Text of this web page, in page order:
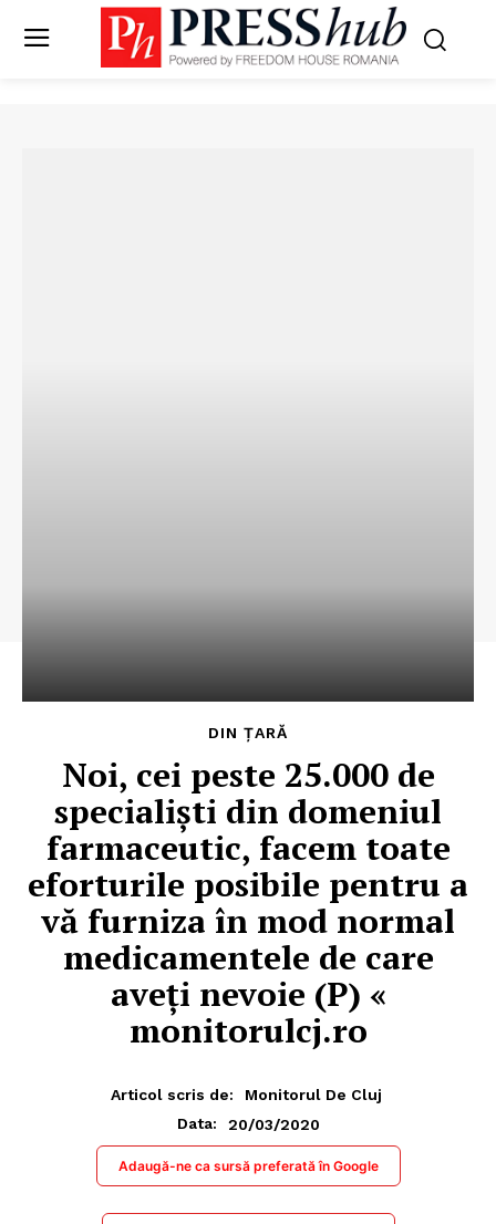
DIN ȚARĂ
Noi, cei peste 25.000 de
specialiști din domeniul
farmaceutic, facem toate
eforturile posibile pentru a
vă furniza în mod normal
medicamentele de care
aveți nevoie (P) «
monitorulcj.ro
Articol scris de:
Monitorul De Cluj
Data:
20/03/2020
Adaugă-ne ca sursă preferată în Google